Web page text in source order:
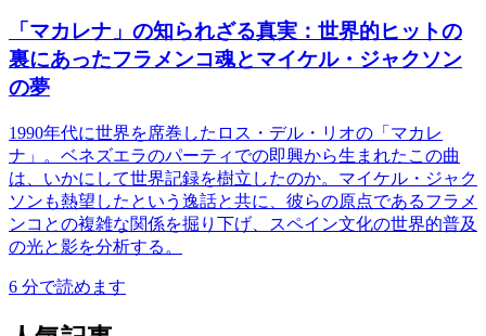
「マカレナ」の知られざる真実：世界的ヒットの
裏にあったフラメンコ魂とマイケル・ジャクソン
の夢
1990年代に世界を席巻したロス・デル・リオの「マカレ
ナ」。ベネズエラのパーティでの即興から生まれたこの曲
は、いかにして世界記録を樹立したのか。マイケル・ジャク
ソンも熱望したという逸話と共に、彼らの原点であるフラメ
ンコとの複雑な関係を掘り下げ、スペイン文化の世界的普及
の光と影を分析する。
6 分で読めます